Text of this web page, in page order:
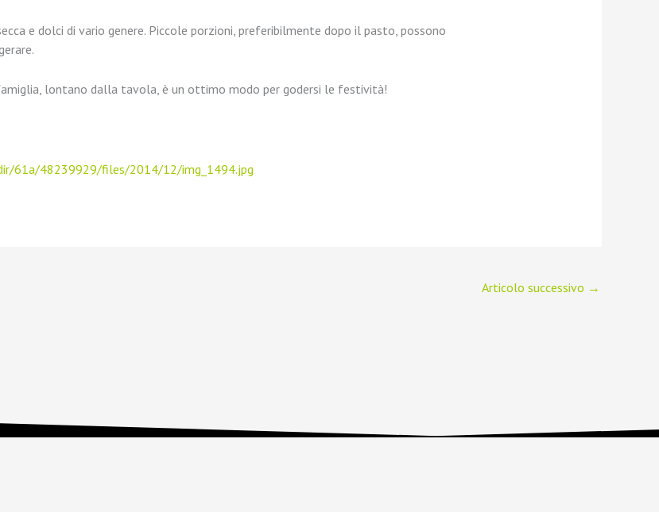
e dolci di vario genere. Piccole porzioni, preferibilmente dopo il pasto, possono
lontano dalla tavola, è un ottimo modo per godersi le festività!
Articolo successivo →